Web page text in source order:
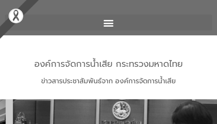
องค์การจัดการน้ำเสีย กระทรวงมหาดไทย
ข่าวสารประชาสัมพันธ์จาก องค์การจัดการน้ำเสีย